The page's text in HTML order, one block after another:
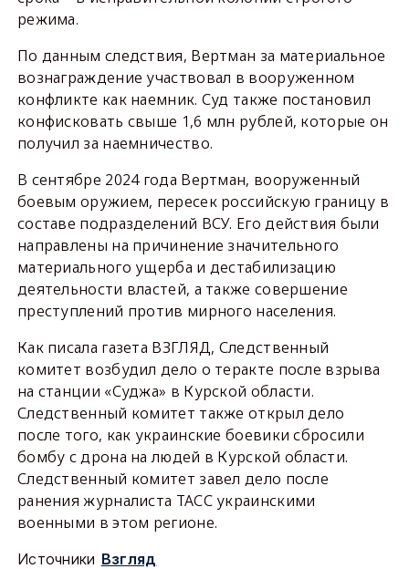
режима.
По данным следствия, Вертман за материальное
вознаграждение участвовал в вооруженном
конфликте как наемник. Суд также постановил
конфисковать свыше 1,6 млн рублей, которые он
получил за наемничество.
В сентябре 2024 года Вертман, вооруженный
боевым оружием, пересек российскую границу в
составе подразделений ВСУ. Его действия были
направлены на причинение значительного
материального ущерба и дестабилизацию
деятельности властей, а также совершение
преступлений против мирного населения.
Как писала газета ВЗГЛЯД, Следственный
комитет возбудил дело о теракте после взрыва
на станции «Суджа» в Курской области.
Следственный комитет также открыл дело
после того, как украинские боевики сбросили
бомбу с дрона на людей в Курской области.
Следственный комитет завел дело после
ранения журналиста ТАСС украинскими
военными в этом регионе.
Источники Взгляд